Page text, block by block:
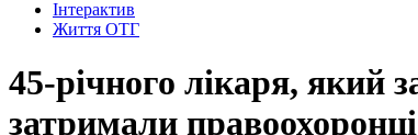
Інтерактив
Життя ОТГ
45-річного лікаря, який
затримали